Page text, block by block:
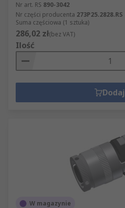
Nr art. RS 890-3042
Nr części producenta 273P25.2828.RS
Suma częściowa (1 sztuka)
286,02 zł(bez VAT)
Ilość
Dodaj
W magazynie